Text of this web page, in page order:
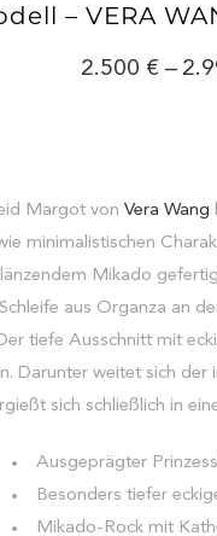
– VERA
2.500 –
Margot von Vera Wang
minimalistischen
Mikado
aus Organza an
tiefe Ausschnitt mit
Darunter weitet sich der
sich schließlich in
Ausgeprägter
Besonders tiefer
Mikado-Rock mit